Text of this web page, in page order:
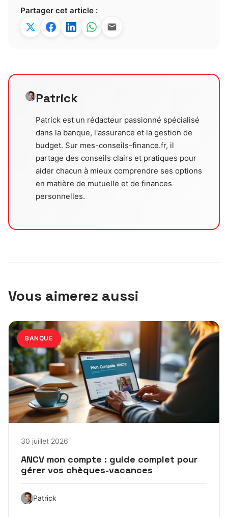
Partager cet article :
Patrick
Patrick est un rédacteur passionné spécialisé
dans la banque, l'assurance et la gestion de
budget. Sur mes-conseils-finance.fr, il
partage des conseils clairs et pratiques pour
aider chacun à mieux comprendre ses options
en matière de mutuelle et de finances
personnelles.
Vous aimerez aussi
BANQUE
30 juillet 2026
ANCV mon compte : guide complet pour
gérer vos chèques-vacances
Patrick